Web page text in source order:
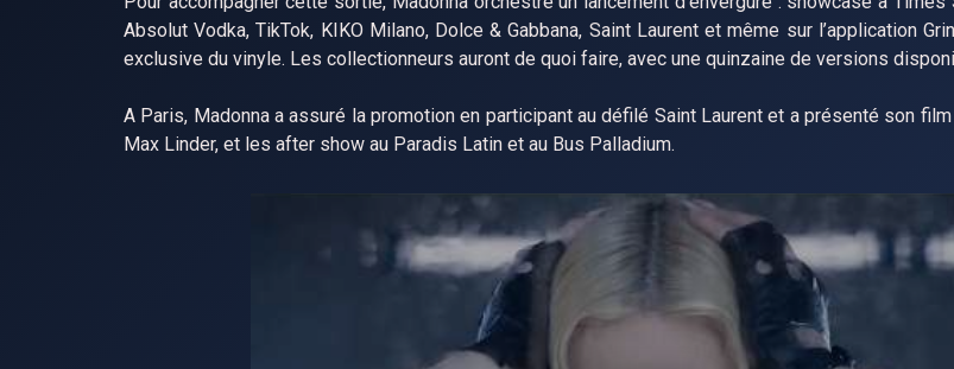
Absolut Vodka, TikTok, KIKO Milano, Dolce & Gabbana, Saint Laurent et même sur l’application
exclusive du vinyle. Les collectionneurs auront de quoi faire, avec une quinzaine de versions
A Paris, Madonna a assuré la promotion en participant au défilé Saint Laurent et a présenté son
Max Linder, et les after show au Paradis Latin et au Bus Palladium.